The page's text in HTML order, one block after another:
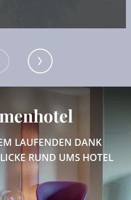
LAUFENDEN DANK
RUND UMS HOTEL